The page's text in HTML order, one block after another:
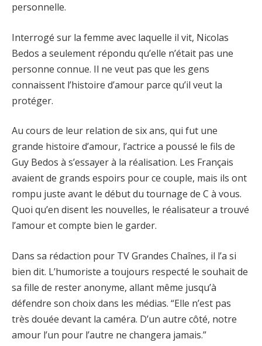
personnelle.
Interrogé sur la femme avec laquelle il vit, Nicolas
Bedos a seulement répondu qu’elle n’était pas une
personne connue. Il ne veut pas que les gens
connaissent l’histoire d’amour parce qu’il veut la
protéger.
Au cours de leur relation de six ans, qui fut une
grande histoire d’amour, l’actrice a poussé le fils de
Guy Bedos à s’essayer à la réalisation. Les Français
avaient de grands espoirs pour ce couple, mais ils ont
rompu juste avant le début du tournage de C à vous.
Quoi qu’en disent les nouvelles, le réalisateur a trouvé
l’amour et compte bien le garder.
Dans sa rédaction pour TV Grandes Chaînes, il l’a si
bien dit. L’humoriste a toujours respecté le souhait de
sa fille de rester anonyme, allant même jusqu’à
défendre son choix dans les médias. “Elle n’est pas
très douée devant la caméra. D’un autre côté, notre
amour l’un pour l’autre ne changera jamais.”